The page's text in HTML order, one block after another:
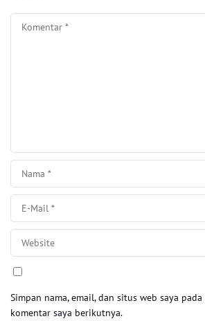
Simpan nama, email, dan situs web saya
komentar saya berikutnya.